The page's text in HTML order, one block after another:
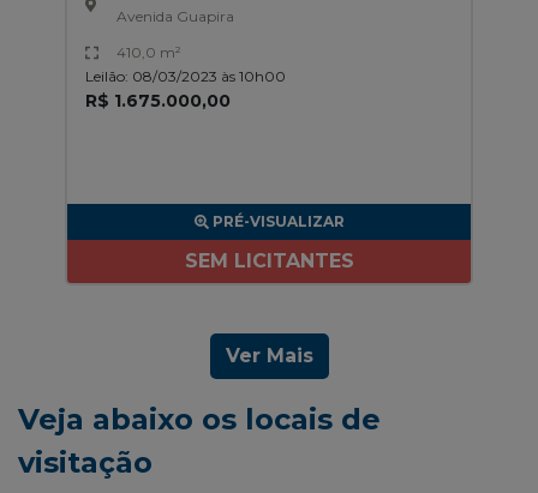
Avenida Guapira
410,0 m²
Leilão: 08/03/2023 às 10h00
R$ 1.675.000,00
PRÉ-VISUALIZAR
SEM LICITANTES
Ver Mais
Veja abaixo os locais de
visitação